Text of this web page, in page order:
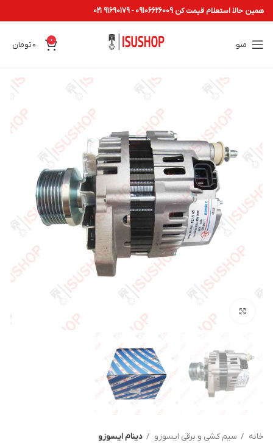
همین حالا استعلام قیمت کن 09106626009 - 91690179 021
منو 0
0تومان
خانه سیم کشی و برقی ایسوزو دینام ایسوزو